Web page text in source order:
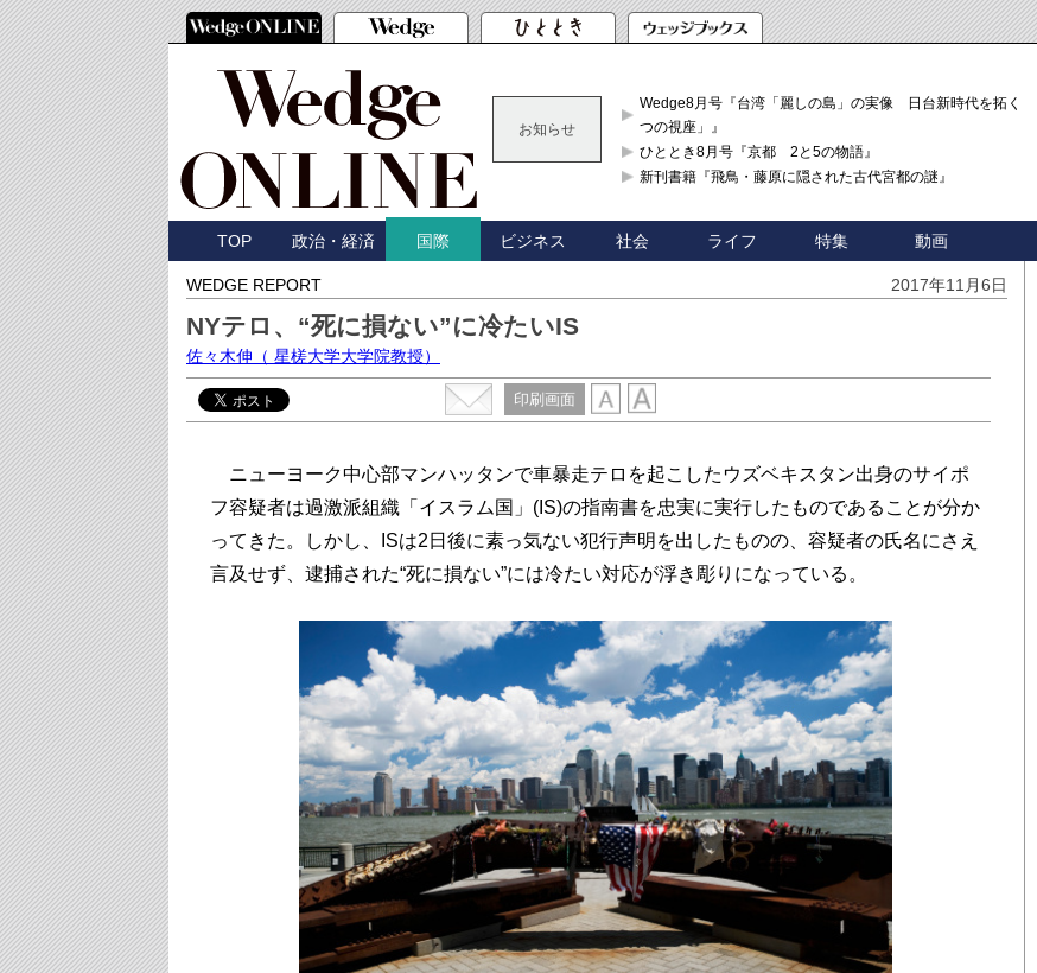
お知らせ
Wedge8月号『台湾「麗しの島」の実像 日台新時代を拓く「3
つの視座」』
ひととき8月号『京都 2と5の物語』
新刊書籍『飛鳥・藤原に隠された古代宮都の謎』
TOP 政治・経済 国際 ビジネス 社会 ライフ 特集 動画
WEDGE REPORT 2017年11月6日
NYテロ、“死に損ない”に冷たいIS
佐々木伸 （ 星槎大学大学院教授）
印刷画面
ニューヨーク中心部マンハッタンで車暴走テロを起こしたウズベキスタン出身のサイポ
フ容疑者は過激派組織「イスラム国」(IS)の指南書を忠実に実行したものであることが分か
ってきた。しかし、ISは2日後に素っ気ない犯行声明を出したものの、容疑者の氏名にさえ
言及せず、逮捕された“死に損ない”には冷たい対応が浮き彫りになっている。